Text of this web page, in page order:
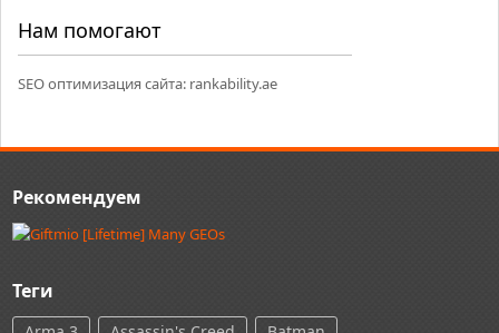
Нам помогают
SEO оптимизация сайта: rankability.ae
Рекомендуем
Теги